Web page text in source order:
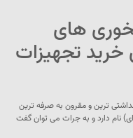
های
خرید تجهیزات
ترین و مقرون به صرفه ترین
نام دارد و به جرات می توان گفت